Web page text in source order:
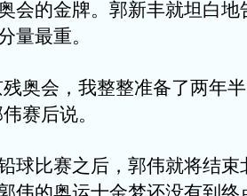
会的金牌。郭新丰就坦白地
量最重。
会，我整整准备了两年半
赛后说。
比赛之后，郭伟就将结束